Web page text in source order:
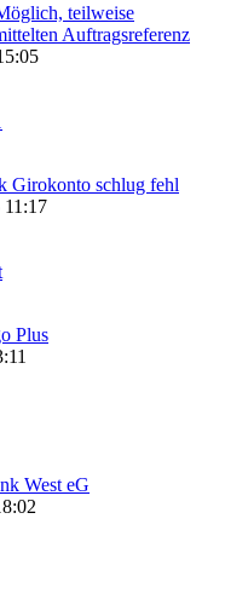
teilweise
Auftragsreferenz
Girokonto schlug fehl
Plus
West eG